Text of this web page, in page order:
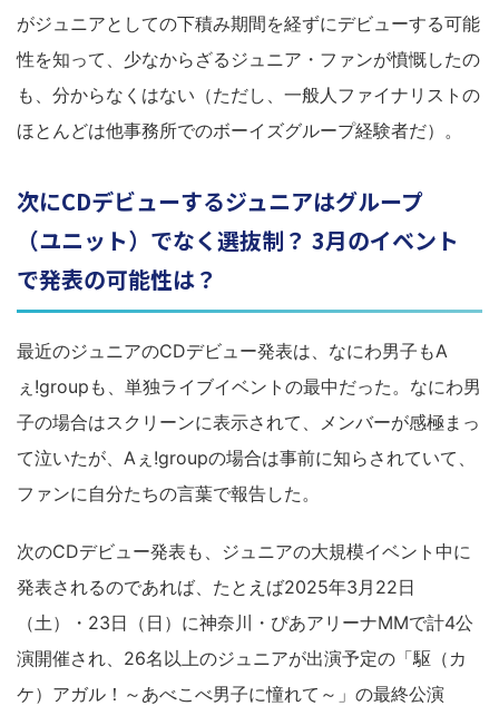
がジュニアとしての下積み期間を経ずにデビューする可能
性を知って、少なからざるジュニア・ファンが憤慨したの
も、分からなくはない（ただし、一般人ファイナリストの
ほとんどは他事務所でのボーイズグループ経験者だ）。
次にCDデビューするジュニアはグループ
（ユニット）でなく選抜制？ 3月のイベント
で発表の可能性は？
最近のジュニアのCDデビュー発表は、なにわ男子もA
ぇ!groupも、単独ライブイベントの最中だった。なにわ男
子の場合はスクリーンに表示されて、メンバーが感極まっ
て泣いたが、Aぇ!groupの場合は事前に知らされていて、
ファンに自分たちの言葉で報告した。
次のCDデビュー発表も、ジュニアの大規模イベント中に
発表されるのであれば、たとえば2025年3月22日
（土）・23日（日）に神奈川・ぴあアリーナMMで計4公
演開催され、26名以上のジュニアが出演予定の「駆（カ
ケ）アガル！～あべこべ男子に憧れて～」の最終公演